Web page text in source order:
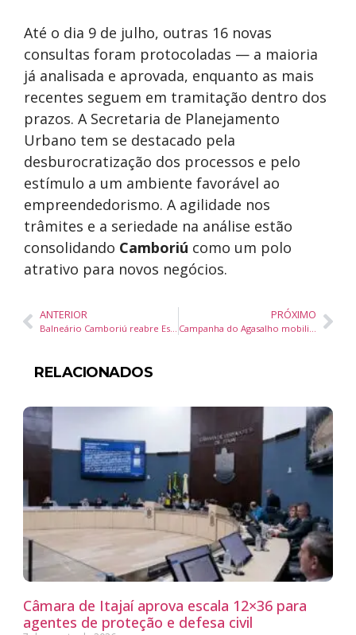
Até o dia 9 de julho, outras 16 novas
consultas foram protocoladas — a maioria
já analisada e aprovada, enquanto as mais
recentes seguem em tramitação dentro dos
prazos. A Secretaria de Planejamento
Urbano tem se destacado pela
desburocratização dos processos e pelo
estímulo a um ambiente favorável ao
empreendedorismo. A agilidade nos
trâmites e a seriedade na análise estão
consolidando Camboriú como um polo
atrativo para novos negócios.
ANTERIOR
Balneário Camboriú reabre Escola de Arte e Artesanato após 10 anos e lança programa gratuito para artesãos
PRÓXIMO
Campanha do Agasalho mobiliza servidores da Prefeitura de Camboriú em gesto coletivo de solidariedade
RELACIONADOS
Câmara de Itajaí aprova escala 12×36 para
agentes de proteção e defesa civil